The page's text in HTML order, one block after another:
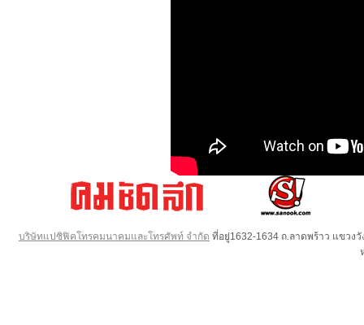
บริษัทแปซิฟิคโทรคมนาคมและโทรศัพท์ จำกัด ที่อยู่1632-1634 ถ.ลาดพร้าว แขวง